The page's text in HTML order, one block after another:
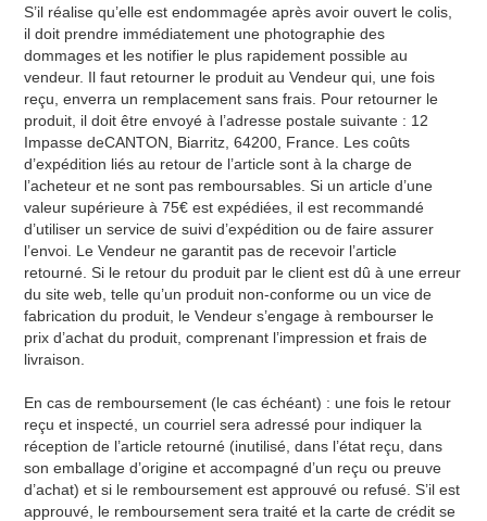
S’il réalise qu’elle est endommagée après avoir ouvert le colis,
il doit prendre immédiatement une photographie des
dommages et les notifier le plus rapidement possible au
vendeur. Il faut retourner le produit au Vendeur qui, une fois
reçu, enverra un remplacement sans frais. Pour retourner le
produit, il doit être envoyé à l’adresse postale suivante : 12
Impasse deCANTON, Biarritz, 64200, France. Les coûts
d’expédition liés au retour de l’article sont à la charge de
l’acheteur et ne sont pas remboursables. Si un article d’une
valeur supérieure à 75€ est expédiées, il est recommandé
d’utiliser un service de suivi d’expédition ou de faire assurer
l’envoi. Le Vendeur ne garantit pas de recevoir l’article
retourné. Si le retour du produit par le client est dû à une erreur
du site web, telle qu’un produit non-conforme ou un vice de
fabrication du produit, le Vendeur s’engage à rembourser le
prix d’achat du produit, comprenant l’impression et frais de
livraison.
En cas de remboursement (le cas échéant) : une fois le retour
reçu et inspecté, un courriel sera adressé pour indiquer la
réception de l’article retourné (inutilisé, dans l’état reçu, dans
son emballage d’origine et accompagné d’un reçu ou preuve
d’achat) et si le remboursement est approuvé ou refusé. S’il est
approuvé, le remboursement sera traité et la carte de crédit se